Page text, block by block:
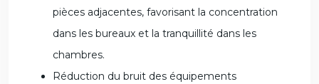
pièces adjacentes, favorisant la concentration
dans les bureaux et la tranquillité dans les
chambres.
Réduction du bruit des équipements